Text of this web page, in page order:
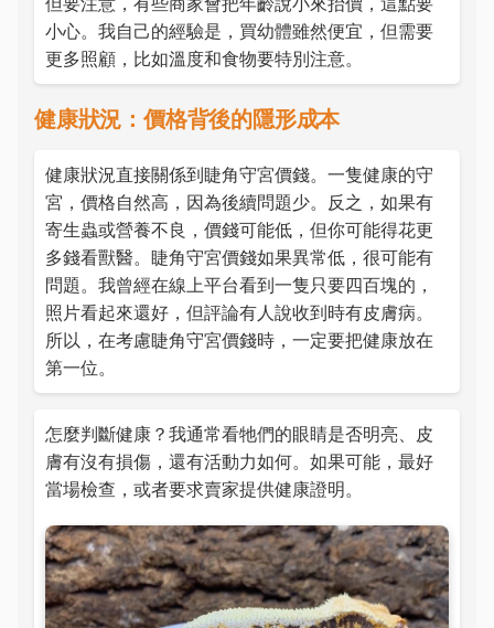
小心。我自己的經驗是，買幼體雖然便宜，但需要
更多照顧，比如溫度和食物要特別注意。
健康狀況：價格背後的隱形成本
健康狀況直接關係到睫角守宮價錢。一隻健康的守
宮，價格自然高，因為後續問題少。反之，如果有
寄生蟲或營養不良，價錢可能低，但你可能得花更
多錢看獸醫。睫角守宮價錢如果異常低，很可能有
問題。我曾經在線上平台看到一隻只要四百塊的，
照片看起來還好，但評論有人說收到時有皮膚病。
所以，在考慮睫角守宮價錢時，一定要把健康放在
第一位。
怎麼判斷健康？我通常看牠們的眼睛是否明亮、皮
膚有沒有損傷，還有活動力如何。如果可能，最好
當場檢查，或者要求賣家提供健康證明。